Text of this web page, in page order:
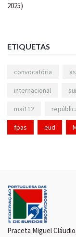
ETIQUETAS
convocatória
internacional
mai112
fpas eud
Praceta Miguel